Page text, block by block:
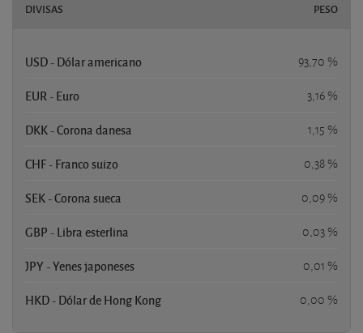
DIVISAS PESO
USD - Dólar americano 93,70 %
EUR - Euro 3,16 %
DKK - Corona danesa 1,15 %
CHF - Franco suizo 0,38 %
SEK - Corona sueca 0,09 %
GBP - Libra esterlina 0,03 %
JPY - Yenes japoneses 0,01 %
HKD - Dólar de Hong Kong 0,00 %